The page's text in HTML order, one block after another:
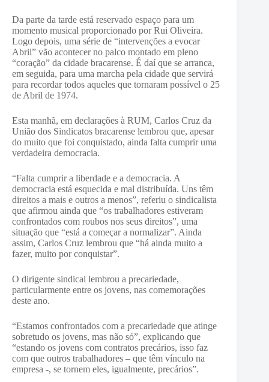
Da parte da tarde está reservado espaço para um
momento musical proporcionado por Rui Oliveira.
Logo depois, uma série de “intervenções a evocar
Abril” vão acontecer no palco montado em pleno
“coração” da cidade bracarense. É daí que se arranca,
em seguida, para uma marcha pela cidade que servirá
para recordar todos aqueles que tornaram possível o 25
de Abril de 1974.
Esta manhã, em declarações à RUM, Carlos Cruz da
União dos Sindicatos bracarense lembrou que, apesar
do muito que foi conquistado, ainda falta cumprir uma
verdadeira democracia.
“Falta cumprir a liberdade e a democracia. A
democracia está esquecida e mal distribuída. Uns têm
direitos a mais e outros a menos”, referiu o sindicalista
que afirmou ainda que “os trabalhadores estiveram
confrontados com roubos nos seus direitos”, uma
situação que “está a começar a normalizar”. Ainda
assim, Carlos Cruz lembrou que “há ainda muito a
fazer, muito por conquistar”.
O dirigente sindical lembrou a precariedade,
particularmente entre os jovens, nas comemorações
deste ano.
“Estamos confrontados com a precariedade que atinge
sobretudo os jovens, mas não só”, explicando que
“estando os jovens com contratos precários, isso faz
com que outros trabalhadores – que têm vínculo na
empresa -, se tornem eles, igualmente, precários”.